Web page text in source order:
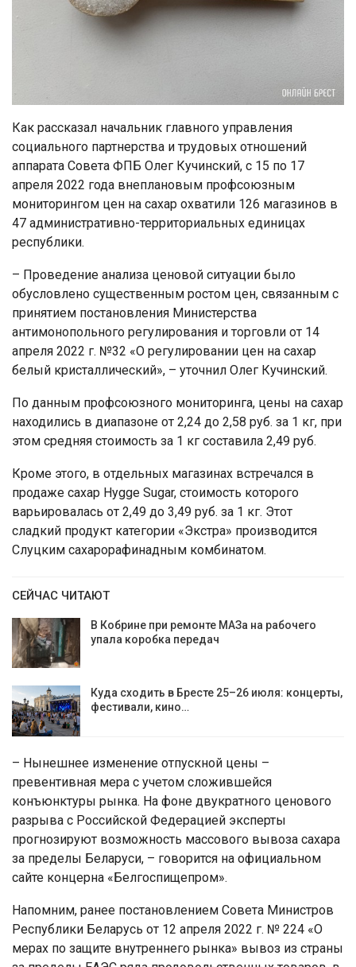
Как рассказал начальник главного управления
социального партнерства и трудовых отношений
аппарата Совета ФПБ Олег Кучинский, с 15 по 17
апреля 2022 года внеплановым профсоюзным
мониторингом цен на сахар охватили 126 магазинов в
47 административно-территориальных единицах
республики.
– Проведение анализа ценовой ситуации было
обусловлено существенным ростом цен, связанным с
принятием постановления Министерства
антимонопольного регулирования и торговли от 14
апреля 2022 г. №32 «О регулировании цен на сахар
белый кристаллический», – уточнил Олег Кучинский.
По данным профсоюзного мониторинга, цены на сахар
находились в диапазоне от 2,24 до 2,58 руб. за 1 кг, при
этом средняя стоимость за 1 кг составила 2,49 руб.
Кроме этого, в отдельных магазинах встречался в
продаже сахар Hygge Sugar, стоимость которого
варьировалась от 2,49 до 3,49 руб. за 1 кг. Этот
сладкий продукт категории «Экстра» производится
Слуцким сахарорафинадным комбинатом.
СЕЙЧАС ЧИТАЮТ
В Кобрине при ремонте МАЗа на рабочего
упала коробка передач
Куда сходить в Бресте 25–26 июля: концерты,
фестивали, кино…
– Нынешнее изменение отпускной цены –
превентивная мера с учетом сложившейся
конъюнктуры рынка. На фоне двукратного ценового
разрыва с Российской Федерацией эксперты
прогнозируют возможность массового вывоза сахара
за пределы Беларуси, – говорится на официальном
сайте концерна «Белгоспищепром».
Напомним, ранее постановлением Совета Министров
Республики Беларусь от 12 апреля 2022 г. № 224 «О
мерах по защите внутреннего рынка» вывоз из страны